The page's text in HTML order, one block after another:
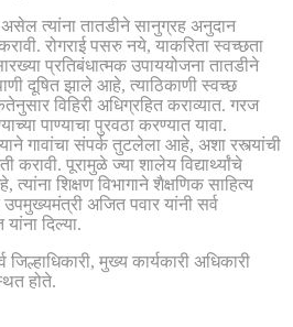
असेल त्यांना तातडीने सानुग्रह अनुदान
रोगराई पसरु नये, याकरिता स्वच्छता
प्रतिबंधात्मक उपाययोजना तातडीने
दूषित झाले आहे, त्याठिकाणी स्वच्छ
विहिरी अधिग्रहित कराव्यात. गरज
पाण्याचा पुरवठा करण्यात यावा.
गावांचा संपर्क तुटलेला आहे, अशा रस्त्यांची
करावी. पूरामुळे ज्या शालेय विद्यार्थ्यांचे
शिक्षण विभागाने शैक्षणिक साहित्य
अजित पवार यांनी सर्व
दिल्या.
मुख्य कार्यकारी अधिकारी
होते.